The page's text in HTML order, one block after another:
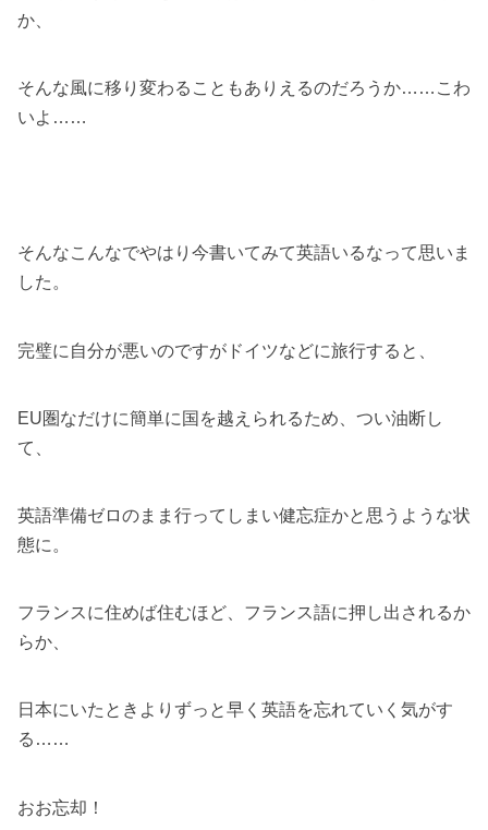
か、
そんな風に移り変わることもありえるのだろうか……こわ
いよ……
そんなこんなでやはり今書いてみて英語いるなって思いま
した。
完璧に自分が悪いのですがドイツなどに旅行すると、
EU圏なだけに簡単に国を越えられるため、つい油断し
て、
英語準備ゼロのまま行ってしまい健忘症かと思うような状
態に。
フランスに住めば住むほど、フランス語に押し出されるか
らか、
日本にいたときよりずっと早く英語を忘れていく気がす
る……
おお忘却！